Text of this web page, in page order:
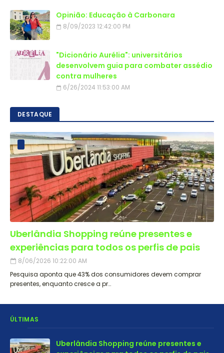
Opinião: Educação à Carbonara
8/09/2023 12:42:00 PM
"Dicionário Aurélia": universitários
desenvolvem guia para combater assédio
contra mulheres
6/26/2024 11:53:00 AM
DESTAQUE
Uberlândia Shopping reúne presentes e
experiências para todos os perfis de pais
8/06/2026 10:22:00 AM
Pesquisa aponta que 43% dos consumidores devem comprar
presentes, enquanto cresce a pr…
ÚLTIMAS
Uberlândia Shopping reúne presentes e